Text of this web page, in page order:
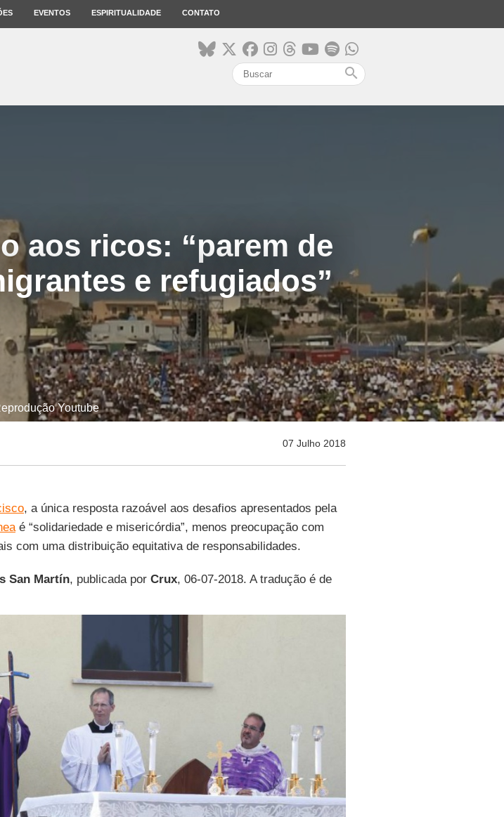
EVENTOS ESPIRITUALIDADE CONTATO
search
aos ricos: “parem de
e refugiados”
Youtube
07 Julho 2018
, a única resposta razoável aos desafios apresentados pela
é “solidariedade e misericórdia”, menos preocupação com
com uma distribuição equitativa de responsabilidades.
San Martín, publicada por Crux, 06-07-2018. A tradução é de